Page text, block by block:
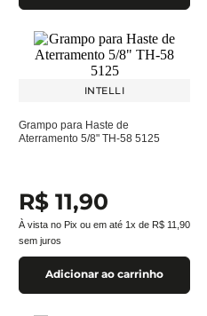
INTELLI
Grampo para Haste de
Aterramento 5/8" TH-58 5125
R$ 11,90
À vista no Pix ou em até 1x de R$ 11 90
sem juros
Adicionar ao carrinho